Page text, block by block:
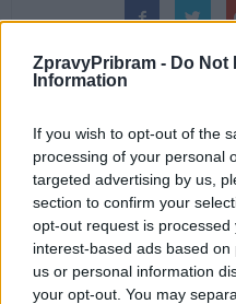
ZpravyPribram - Do Not
Information
If you wish to opt-out of the
processing of your personal
targeted advertising by us,
section to confirm your
opt-out request is
interest-based ads based
us or personal information
your opt-out. You may
Předchozí článek
Co chystá Hornické muzeum
Velikonoce
SOUVISEJÍCÍ ČLÁNKY